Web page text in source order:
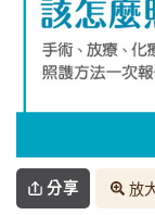
分享 放